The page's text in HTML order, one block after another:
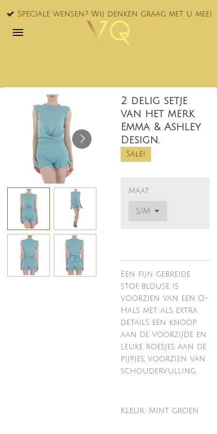
Ga
naar
Speciale wensen? Wij denken graag met u mee!
2 delig setje
van het merk
Emma & Ashley
Design.
Sale!
Maat
Een fijn gebreide
stof, blouse is
voorzien van een O-
Hals met als extra
details een knoop
aan de voorzijde en
leuke roesjes aan de
pijpjes, voorzien van
schoudervulling.
Kleur: Mint groen